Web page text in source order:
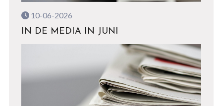
10-06-2026
IN DE MEDIA IN JUNI